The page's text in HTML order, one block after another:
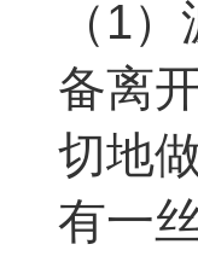
（1
备离
切地
有一